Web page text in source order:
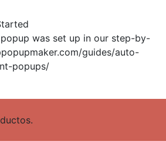
was set up in our step-by-
guides/auto-
popups/